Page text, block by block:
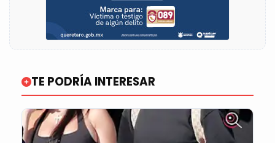
TE PODRÍA INTERESAR